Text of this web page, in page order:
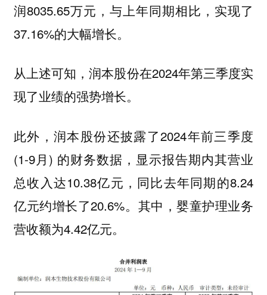
润8035.65万元，与上年同期相比，实现了
37.16%的大幅增长。
从上述可知，润本股份在2024年第三季度实
现了业绩的强势增长。
此外，润本股份还披露了2024年前三季度
(1-9月) 的财务数据，显示报告期内其营业
总收入达10.38亿元，同比去年同期的8.24
亿元约增长了20.6%。其中，婴童护理业务
营收额为4.42亿元。